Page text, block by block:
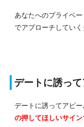
あなたへのプライベ
でアプローチしていく
デートに誘っ
デートに誘ってアピー
の押してほしいサイン